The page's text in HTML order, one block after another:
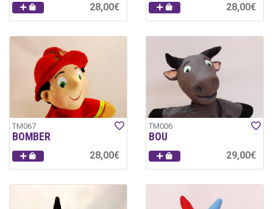
28,00€ 28,00€
TM067
BOMBER
28,00€
TM006
BOU
29,00€